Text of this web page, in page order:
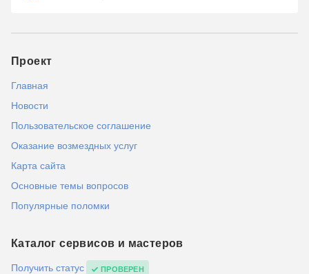
Проект
Главная
Новости
Пользовательское соглашение
Оказание возмездных услуг
Карта сайта
Основные темы вопросов
Популярные поломки
Каталог сервисов и мастеров
Получить статус ПРОВЕРЕН